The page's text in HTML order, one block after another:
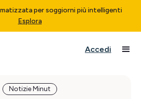
per soggiorni più intelligenti
Esplora
Accedi
Notizie Minut